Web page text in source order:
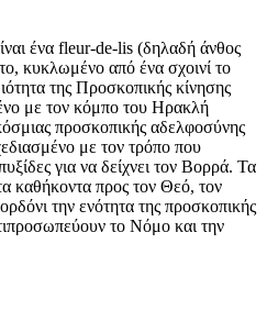
ένα fleur-de-lis (δηλαδή άνθος
κυκλωμένο από ένα σχοινί το
της Προσκοπικής κίνησης
με τον κόμπο του Ηρακλή
προσκοπικής αδελφοσύνης
με τον τρόπο που
για να δείχνει τον Βορρά. Τα
καθήκοντα προς τον Θεό, τον
την ενότητα της προσκοπικής
το Νόμο και την